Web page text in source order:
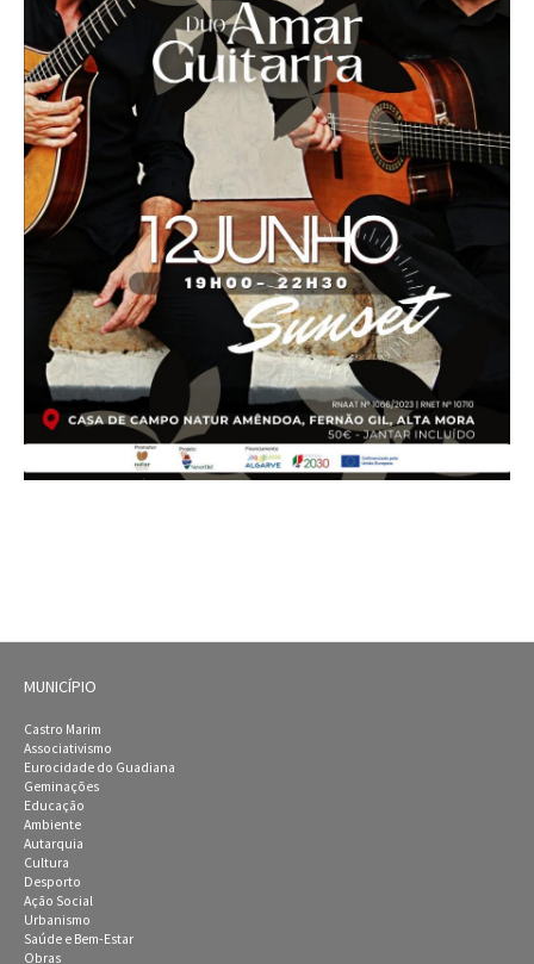
MUNICÍPIO
Castro Marim
Associativismo
Eurocidade do Guadiana
Geminações
Educação
Ambiente
Autarquia
Cultura
Desporto
Ação Social
Urbanismo
Saúde e Bem-Estar
Obras